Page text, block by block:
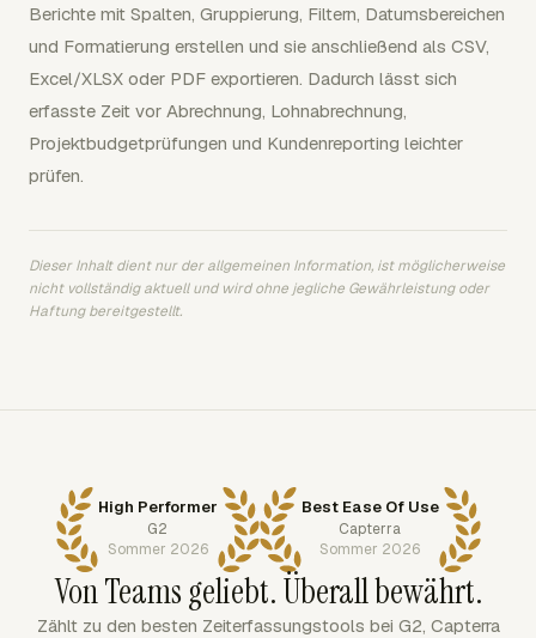
Berichte mit Spalten, Gruppierung, Filtern, Datumsbereichen
und Formatierung erstellen und sie anschließend als CSV,
Excel/XLSX oder PDF exportieren. Dadurch lässt sich
erfasste Zeit vor Abrechnung, Lohnabrechnung,
Projektbudgetprüfungen und Kundenreporting leichter
prüfen.
Dieser Inhalt dient nur der allgemeinen Information, ist möglicherweise
nicht vollständig aktuell und wird ohne jegliche Gewährleistung oder
Haftung bereitgestellt.
High Performer
G2
Sommer 2026
Best Ease Of Use
Capterra
Sommer 2026
Von Teams geliebt. Überall bewährt.
Zählt zu den besten Zeiterfassungstools bei G2, Capterra